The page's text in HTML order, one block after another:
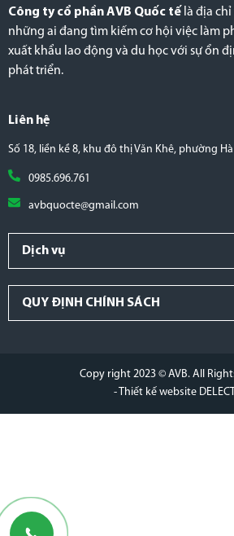
Công ty cổ phần AVB Quốc tế là địa
những ai đang tìm kiếm cơ hội việc làm
xuất khẩu lao động và du học với sự ổn
phát triển.
Liên hệ
Số 18, liền kề 8, khu đô thị Văn Khê, phường
0985.696.761
avbquocte@gmail.com
Dịch vụ
QUY ĐỊNH CHÍNH SÁCH
Copy right 2023 © AVB. All
- Thiết kế website